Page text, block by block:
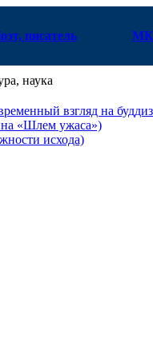
писатель МК
наука
взгляд на
«Шлем ужаса»)
исхода)